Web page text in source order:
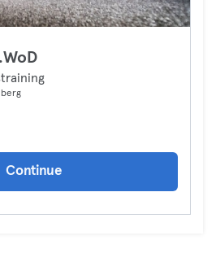
Continue